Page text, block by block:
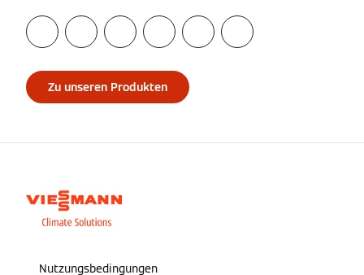
Zu unseren Produkten
Nutzungsbedingungen